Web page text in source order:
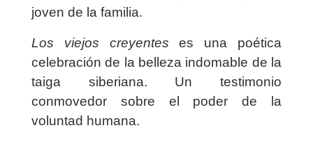
joven de la familia.
Los viejos creyentes es una poética
celebración de la belleza indomable de la
taiga siberiana. Un testimonio
conmovedor sobre el poder de la
voluntad humana.